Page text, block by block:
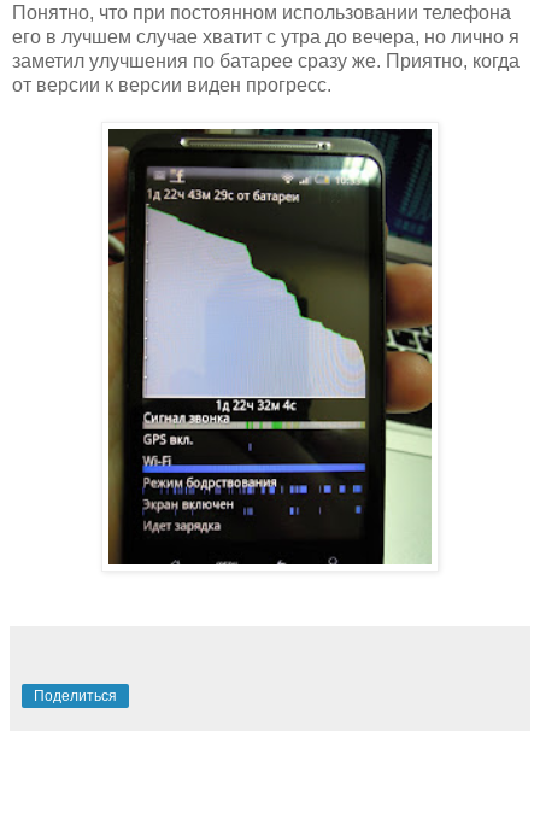
Понятно, что при постоянном использовании телефона
его в лучшем случае хватит с утра до вечера, но лично я
заметил улучшения по батарее сразу же. Приятно, когда
от версии к версии виден прогресс.
Поделиться